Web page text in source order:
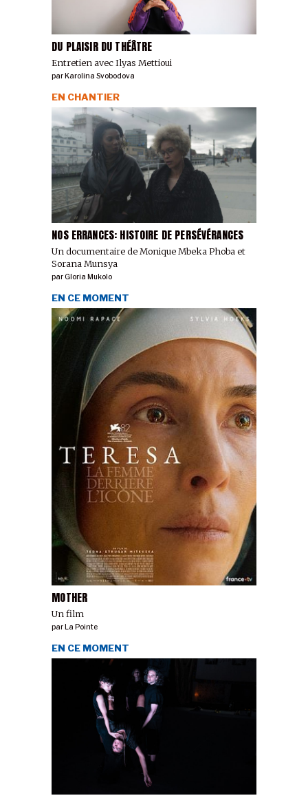
DU PLAISIR DU THÉÂTRE
Entretien avec Ilyas Mettioui
par Karolina Svobodova
NOS ERRANCES: HISTOIRE DE PERSÉVÉRANCES
Un documentaire de Monique Mbeka Phoba et
Sorana Munsya
EN CHANTIER
parGloria Mukolo
MOTHER
Un film
EN CE MOMENT
parLa Pointe
EN CE MOMENT